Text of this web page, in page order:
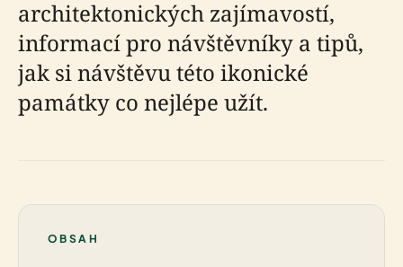
architektonických zajímavostí,
informací pro návštěvníky a tipů,
jak si návštěvu této ikonické
památky co nejlépe užít.
OBSAH